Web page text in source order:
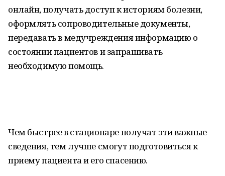
онлайн, получать доступ к историям болезни,
оформлять сопроводительные документы,
передавать в медучреждения информацию о
состоянии пациентов и запрашивать
необходимую помощь.
Чем быстрее в стационаре получат эти важные
сведения, тем лучше смогут подготовиться к
приему пациента и его спасению.